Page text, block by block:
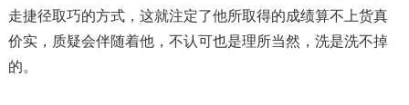
走捷径取巧的方式，这就注定了他所取得的成绩算不上货真
价实，质疑会伴随着他，不认可也是理所当然，洗是洗不掉
的。